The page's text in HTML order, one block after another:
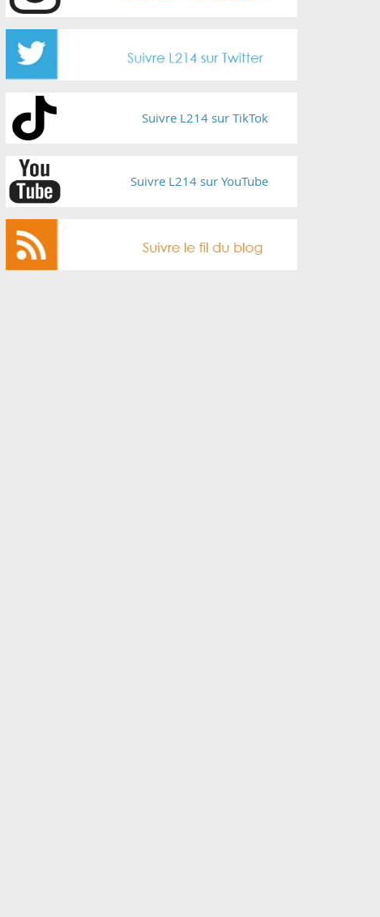
Suivre L214 sur TikTok
Suivre L214 sur YouTube